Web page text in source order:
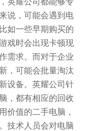
说，可能会遇到电
如一些早期购买的
戏时会出现卡顿现
需求。而对于企业
，可能会批量淘汰
设备。英耀公司针
，都有相应的回收
价值的二手电脑，
技术人员会对电脑